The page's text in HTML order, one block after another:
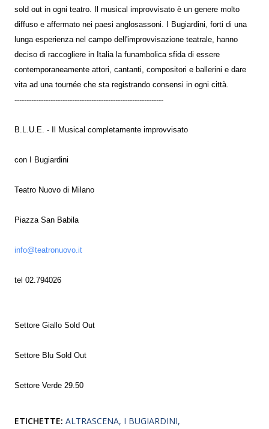
sold out in ogni teatro. Il musical improvvisato è un genere molto
diffuso e affermato nei paesi anglosassoni. I Bugiardini, forti di una
lunga esperienza nel campo dell'improvvisazione teatrale, hanno
deciso di raccogliere in Italia la funambolica sfida di essere
contemporaneamente attori, cantanti, compositori e ballerini e dare
vita ad una tournée che sta registrando consensi in ogni città.
--------------------------------------------------------------
B.L.U.E. - Il Musical completamente improvvisato
con I Bugiardini
Teatro Nuovo di Milano
Piazza San Babila
info@teatronuovo.it
tel 02.794026
Settore Giallo Sold Out
Settore Blu Sold Out
Settore Verde 29.50
ETICHETTE: ALTRASCENA I BUGIARDINI